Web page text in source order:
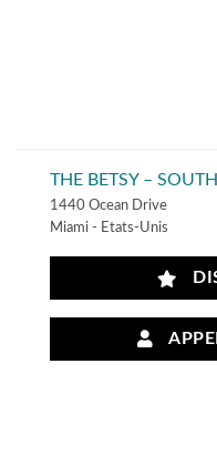
THE BETSY –
1440 Ocean Drive
Miami - Etats-Unis